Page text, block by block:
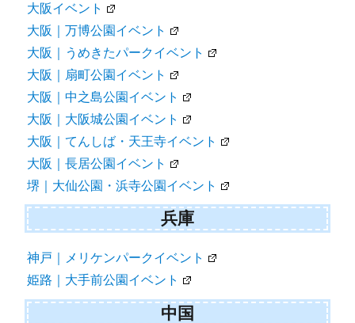
大阪イベント
大阪｜万博公園イベント
大阪｜うめきたパークイベント
大阪｜扇町公園イベント
大阪｜中之島公園イベント
大阪｜大阪城公園イベント
大阪｜てんしば・天王寺イベント
大阪｜長居公園イベント
堺｜大仙公園・浜寺公園イベント
兵庫
神戸｜メリケンパークイベント
姫路｜大手前公園イベント
中国